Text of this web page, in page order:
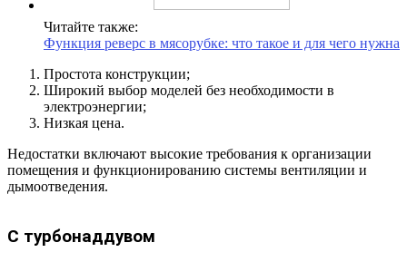
Читайте также:
Функция реверс в мясорубке: что такое и для чего нужна
Простота конструкции;
Широкий выбор моделей без необходимости в
электроэнергии;
Низкая цена.
Недостатки включают высокие требования к организации
помещения и функционированию системы вентиляции и
дымоотведения.
С турбонаддувом